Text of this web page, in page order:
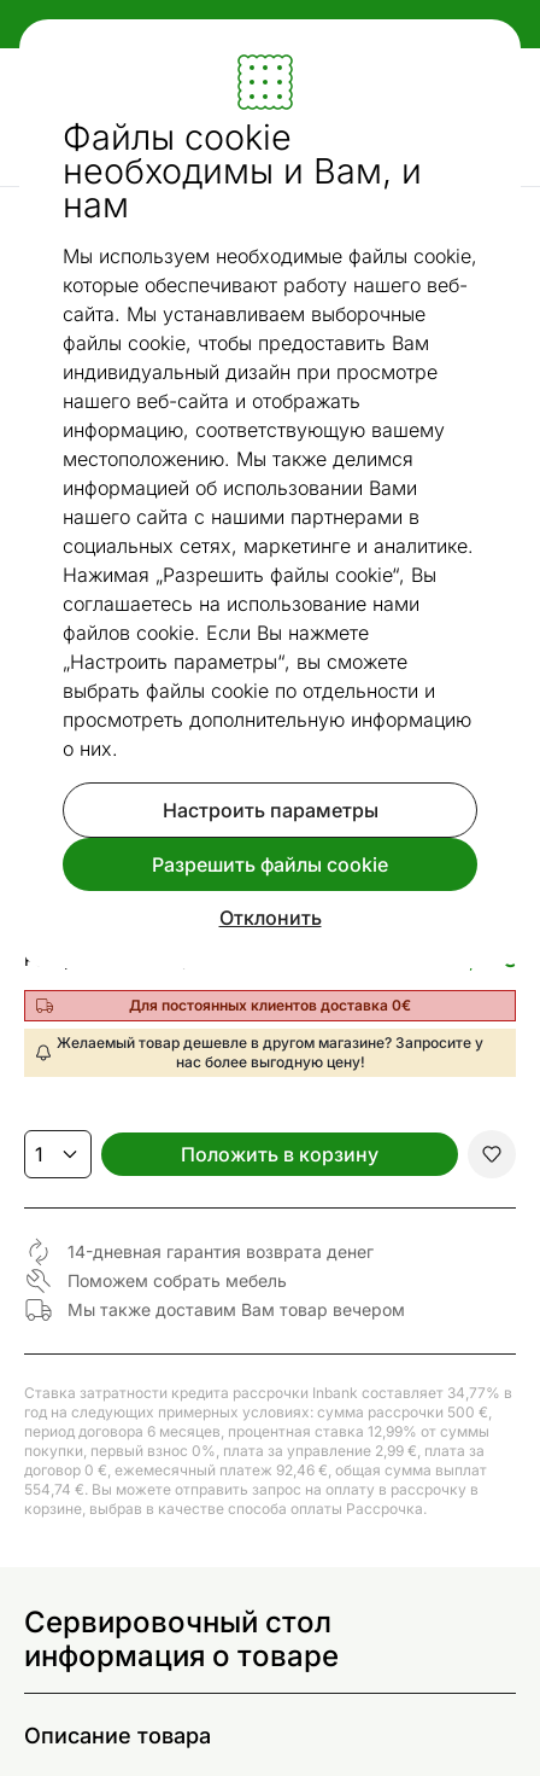
Файлы cookie
необходимы и Вам, и
нам
Мы используем необходимые файлы cookie,
которые обеспечивают работу нашего веб-
сайта. Мы устанавливаем выборочные
файлы cookie, чтобы предоставить Вам
индивидуальный дизайн при просмотре
нашего веб-сайта и отображать
информацию, соответствующую вашему
местоположению. Мы также делимся
информацией об использовании Вами
нашего сайта с нашими партнерами в
социальных сетях, маркетинге и аналитике.
Нажимая „Разрешить файлы cookie“, Вы
соглашаетесь на использование нами
файлов cookie. Если Вы нажмете
„Настроить параметры“, вы сможете
выбрать файлы cookie по отдельности и
просмотреть дополнительную информацию
о них.
Настроить параметры
Разрешить файлы cookie
Отклонить
Гибкие и удобные способы оплаты!
Мебель и убранство - ON24
Ищи...
Сервировочные столики
Перейти к слайду 1
Перейти к слайду 2
Размеры Посмотреть похожие
Код 35506
Срок доставки между 25.08 - 01.09
Рассрочка в месяц от €
Для постоянных клиентов доставка 0€
Желаемый товар дешевле в другом магазине? Запросите у
нас более выгодную цену!
Положить в корзину
14-дневная гарантия возврата денег
Поможем собрать мебель
Мы также доставим Вам товар вечером
Ставка затратности кредита рассрочки Inbank составляет 34,77% в
год на следующих примерных условиях: сумма рассрочки 500 €,
период договора 6 месяцев, процентная ставка 12,99% от суммы
покупки, первый взнос 0%, плата за управление 2,99 €, плата за
договор 0 €, ежемесячный платеж 92,46 €, общая сумма выплат
554,74 €. Вы можете отправить запрос на оплату в рассрочку в
корзине, выбрав в качестве способа оплаты Рассрочка.
Сервировочный стол
информация о товаре
Описание товара